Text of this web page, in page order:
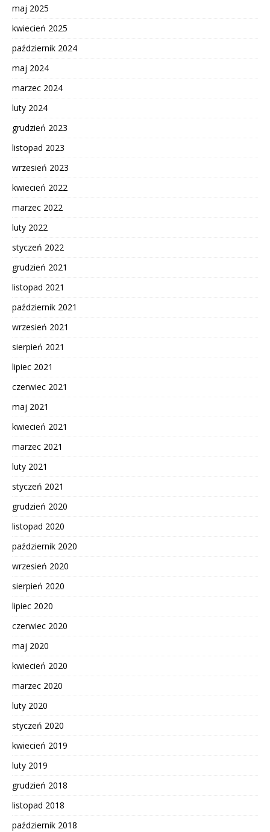
maj 2025
kwiecień 2025
październik 2024
maj 2024
marzec 2024
luty 2024
grudzień 2023
listopad 2023
wrzesień 2023
kwiecień 2022
marzec 2022
luty 2022
styczeń 2022
grudzień 2021
listopad 2021
październik 2021
wrzesień 2021
sierpień 2021
lipiec 2021
czerwiec 2021
maj 2021
kwiecień 2021
marzec 2021
luty 2021
styczeń 2021
grudzień 2020
listopad 2020
październik 2020
wrzesień 2020
sierpień 2020
lipiec 2020
czerwiec 2020
maj 2020
kwiecień 2020
marzec 2020
luty 2020
styczeń 2020
kwiecień 2019
luty 2019
grudzień 2018
listopad 2018
październik 2018